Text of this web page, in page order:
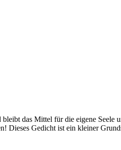
das Mittel für die eigene Seele
Dieses Gedicht ist ein kleiner